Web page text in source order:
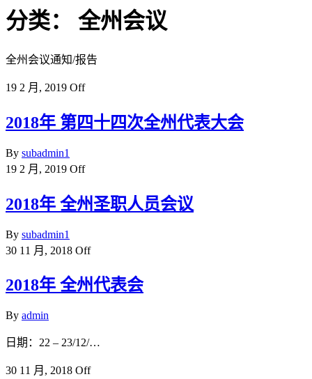
分类： 全州会议
全州会议通知/报告
19 2 月, 2019 Off
2018年 第四十四次全州代表大会
By subadmin1
19 2 月, 2019 Off
2018年 全州圣职人员会议
By subadmin1
30 11 月, 2018 Off
2018年 全州代表会
By admin
日期：22 – 23/12/…
30 11 月, 2018 Off